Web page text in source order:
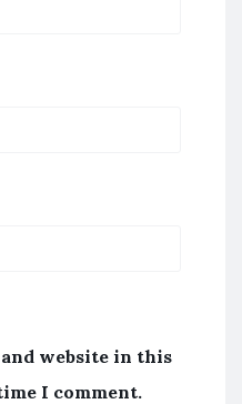
and website in this
I comment.